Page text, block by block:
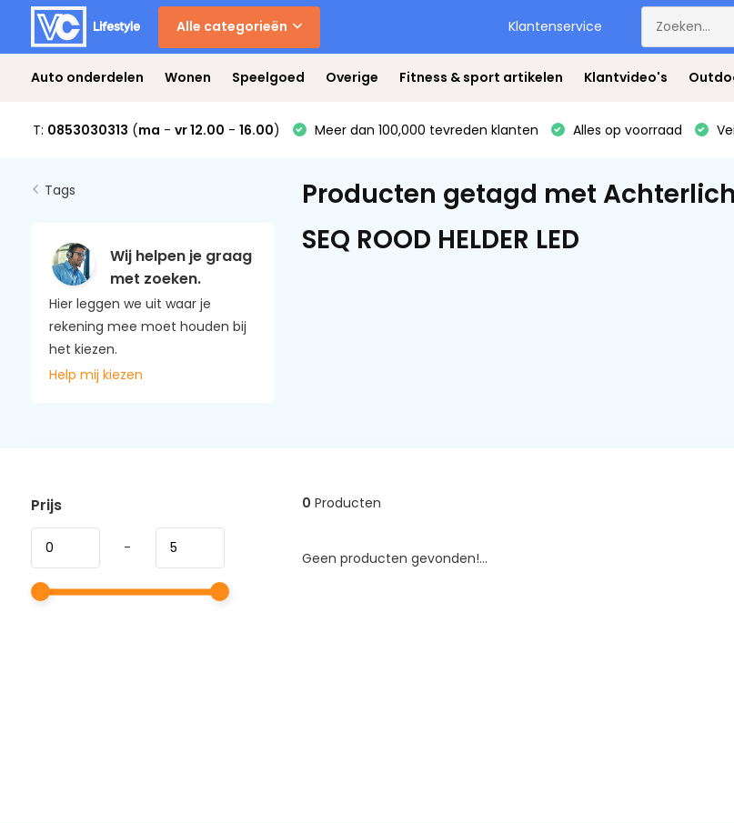
Alle categorieën Klantenservice
Auto onderdelen Wonen Speelgoed Overige Fitness & sport artikelen Klantvideo's
T: 0853030313 (ma - vr 12.00 - 16.00) Meer dan 100,000 tevreden klanten Alles op voorraad
Tags
Wij helpen je graag
met zoeken.
Hier leggen we uit waar je
rekening mee moet houden bij
het kiezen.
Help mij kiezen
Producten getagd met
SEQ ROOD HELDER LED
Prijs
-
0 Producten
Geen producten gevonden!...